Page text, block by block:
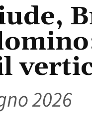
2026